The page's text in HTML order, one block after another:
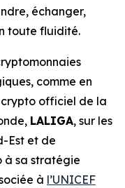
échanger,
toute fluidité.
comme en
officiel de la
LALIGA, sur les
Est et de
à sa stratégie
à l’UNICEF